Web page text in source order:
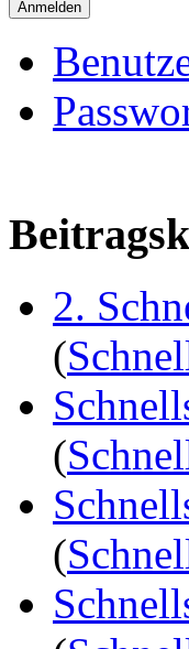
Anmelden
2.
(
(
(